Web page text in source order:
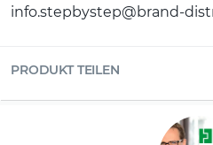
(Fair Wear Foundation) und
Ranzen: 20l
info.stepbystep@brand-
PRODUKT TEILEN